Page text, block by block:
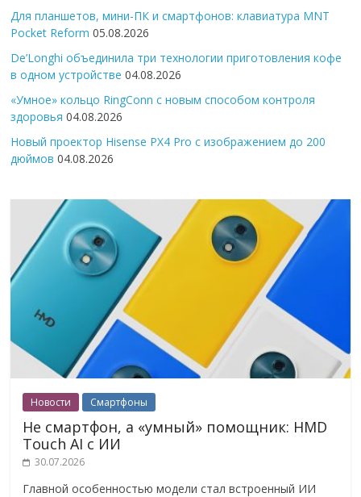
Для планшетов, мини-ПК и смартфонов: клавиатура MNT
Pocket Reform 05.08.2026
De’Longhi объединила три технологии приготовления кофе
в одном устройстве 04.08.2026
«Умное» кольцо RingConn с новым способом контроля
здоровья 04.08.2026
Новый проектор Hisense PX4 Pro с изображением до 200
дюймов 04.08.2026
Новости Смартфоны
Не смартфон, а «умный» помощник: HMD
Touch AI с ИИ
30.07.2026
Главной особенностью модели стал встроенный ИИ